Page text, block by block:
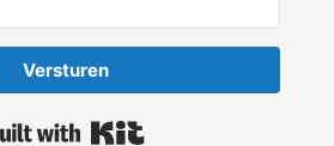
Versturen